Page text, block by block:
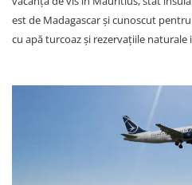
est de Madagascar și cunoscut
cu apă turcoaz și rezervațiile naturale